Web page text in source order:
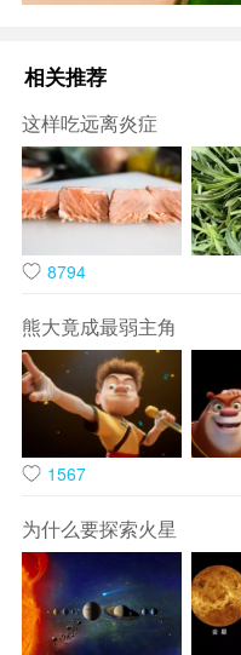
甜椒也叫柿子椒、灯笼椒
候人们会习惯性把常见的
色的甜椒称为彩椒。甜椒
错。在常见蔬菜里，甜椒
属于“王者系列”，是被大家
根据《中国食物成分表》
130毫克/100克，而同等
克，柠檬则只有22毫克/
檬的近6倍、橙子的近4倍
同为甜椒家族的彩椒维生
秀。根据美国农业部食物
红色彩椒的维生素C含量分
克、142毫克/100克。这意
相关推荐
这样吃远离炎症
8794
熊大竟成最弱主角
1567
为什么要探索火星